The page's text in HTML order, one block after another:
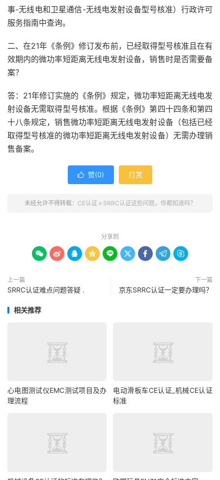
事-无线电和卫星通信-无线电发射设备型号核准）行政许可
服务指南中查询。
二、在21年《条例》修订发布前，已经取得型号核准且在有
效期内的微功率短距离无线电发射设备，销售时是否需要备
案？
答：21年修订实施的《条例》规定，微功率短距离无线电发
射设备无需取得型号核准。根据《条例》第四十四条和第四
十八条规定，销售微功率短距离无线电发射设备（包括已经
取得型号核准的微功率短距离无线电发射设备）无需办理销
售备案。
 赞(0) 打赏
未经允许不得转载： CE认证 » SRRC认证这些问题，你都知道吗？
分享到
        
上一篇
SRRC认证难点问题答疑 .
下一篇
京东SRRC认证一定要办理吗？
相关推荐
心电图测试仪EMC测试项目及办
理流程
电动滑板车CE认证_机械CE认证
标准